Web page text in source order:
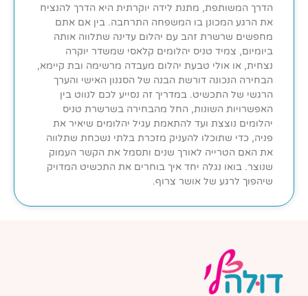
הדרך המשותפת, מתנת לידה יוקרתית היא הדרך להנציח
את הרגע המכונן בו המשפחה התרחבה. בין אם אתם
מחפשים שרשרת זהב עם יהלום עדינה שתלווה אותה
ביומיום, צמיד טניס יהלומים קלאסי שמשדר יוקרה
נצחית, או אולי טבעת יהלום מעבדה מרשימה ובת קיימא,
הבחירה הנכונה דורשת הבנה של הסגנון האישי והערך
הרגשי של התכשיט. במדריך זה נסייע לכם לנווט בין
האפשרויות השונות, החל מהבחירה בשרשרת טניס
יהלומים נוצצת ועד להתאמת עגיל יהלומים שיאיר את
פניה, כדי שתוכלו להעניק מזכרת בלתי נשכחת שתלווה
את האם הטרייה לאורך שנים ותסמל את הקשר העמוק
שנוצר. בואו נגלה יחד איך בוחרים את התכשיט המדויק
שיהפוך לרגע של אושר צרוף.